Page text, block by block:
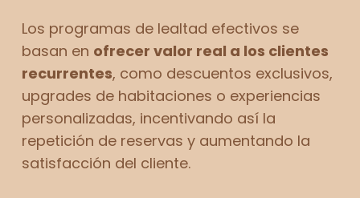
Los programas de lealtad efectivos se
basan en ofrecer valor real a los clientes
recurrentes, como descuentos exclusivos,
upgrades de habitaciones o experiencias
personalizadas, incentivando así la
repetición de reservas y aumentando la
satisfacción del cliente.